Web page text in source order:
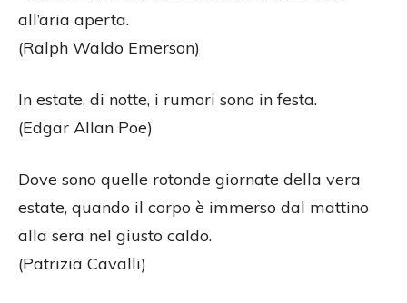
all’aria aperta.
(Ralph Waldo Emerson)
In estate, di notte, i rumori sono in festa.
(Edgar Allan Poe)
Dove sono quelle rotonde giornate della vera
estate, quando il corpo è immerso dal mattino
alla sera nel giusto caldo.
(Patrizia Cavalli)